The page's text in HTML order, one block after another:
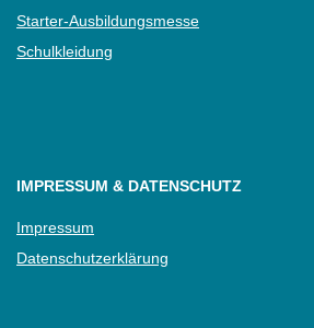
Starter-Ausbildungsmesse
Schulkleidung
IMPRESSUM & DATENSCHUTZ
Impressum
Datenschutzerklärung